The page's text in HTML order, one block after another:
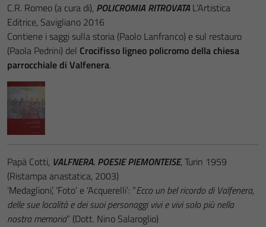
C.R. Romeo (a cura di), POLICROMIA RITROVATA L’Artistica
Editrice, Savigliano 2016
Contiene i saggi sulla storia (Paolo Lanfranco) e sul restauro
(Paola Pedrini) del Crocifisso ligneo policromo della chiesa
parrocchiale di Valfenera.
Papà Cotti, VALFNERA. POESIE PIEMONTEISE, Turin 1959
(Ristampa anastatica, 2003)
‘Medaglioni’, ‘Foto’ e ‘Acquerelli’: “Ecco un bel ricordo di Valfenera,
delle sue località e dei suoi personaggi vivi e vivi solo più nella
nostra memoria” (Dott. Nino Salaroglio)